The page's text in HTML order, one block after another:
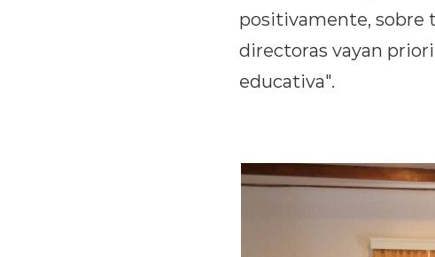
positivamente, sobre
directoras vayan
educativa".